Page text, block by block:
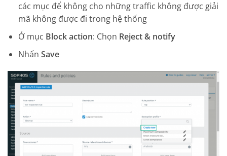
các mục để không cho những traffic không được giải
mã không được đi trong hệ thống
Ở mục Block action: Chọn Reject & notify
Nhấn Save